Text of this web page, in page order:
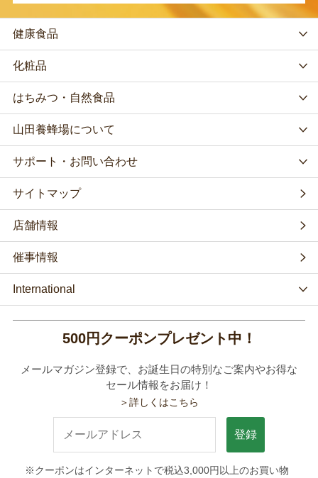
健康食品
化粧品
はちみつ・自然食品
山田養蜂場について
サポート・お問い合わせ
サイトマップ
店舗情報
催事情報
International
500円クーポンプレゼント中！
メールマガジン登録で、お誕生日の特別なご案内やお得な
セール情報をお届け！
＞詳しくはこちら
登録
※クーポンはインターネットで税込3,000円以上のお買い物